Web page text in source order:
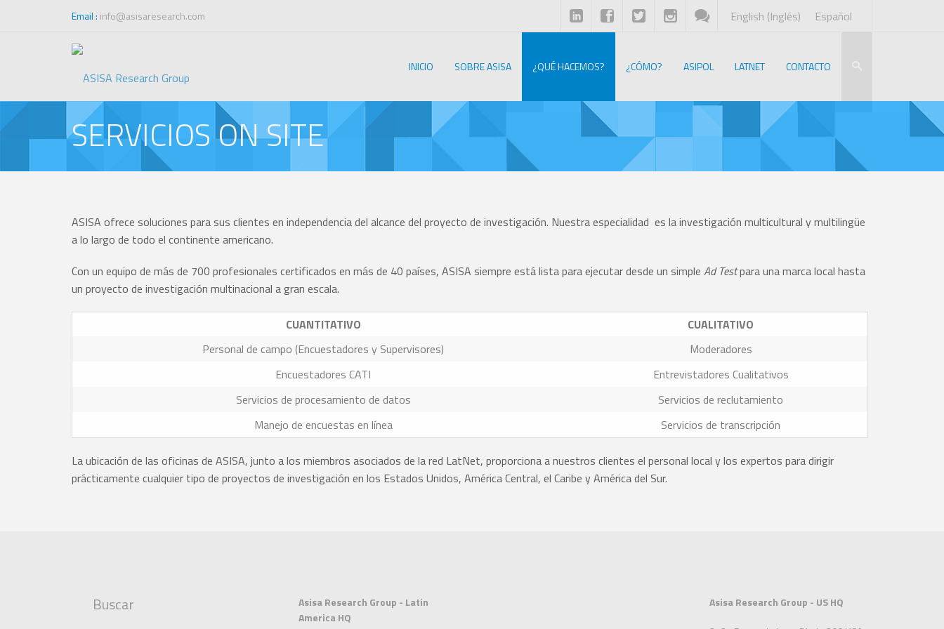
Email : info@asisaresearch.com English (Inglés) Español
INICIO SOBRE ASISA ¿QUÉ HACEMOS? ¿CÓMO? ASIPOL LATNET CONTACTO
SERVICIOS ON SITE
ASISA ofrece soluciones para sus clientes en independencia del alcance del proyecto de investigación. Nuestra especialidad es la investigación multicultural y multilingüe
a lo largo de todo el continente americano.
Con un equipo de más de 700 profesionales certificados en más de 40 países, ASISA siempre está lista para ejecutar desde un simple Ad Testpara una marca local hasta
un proyecto de investigación multinacional a gran escala.
CUANTITATIVO
CUALITATIVO
Personal de campo (Encuestadores y Supervisores)
Moderadores
Encuestadores CATI
Entrevistadores Cualitativos
Servicios de procesamiento de datos
Servicios de reclutamiento
Manejo de encuestas en línea
Servicios de transcripción
La ubicación de las oficinas de ASISA, junto a los miembros asociados de la red LatNet, proporciona a nuestros clientes el personal local y los expertos para dirigir
prácticamente cualquier tipo de proyectos de investigación en los Estados Unidos, América Central, el Caribe y América del Sur.
Buscar
Asisa Research Group - Latin
America HQ
Asisa Research Group - US HQ